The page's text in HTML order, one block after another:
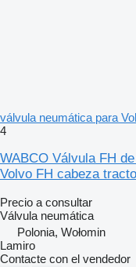
válvula neumática para
4
WABCO Válvula FH
Volvo FH cabeza
Precio a consultar
Válvula neumática
Polonia, Wołomin
Lamiro
Contacte con el vendedor